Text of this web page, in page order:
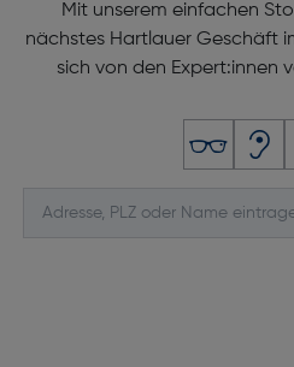
Mit unserem einfachen
nächstes Hartlauer Geschäft
sich von den Expert:innen